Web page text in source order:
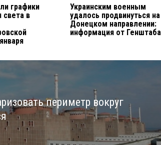
графики
света в
Украинским военным
удалось продвинуться на
Донецком направлении:
информация от Генштаба
периметр вокруг